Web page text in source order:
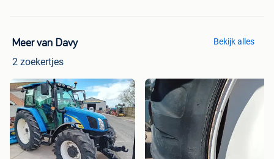
Meer van Davy
2 zoekertjes
Bekijk alles